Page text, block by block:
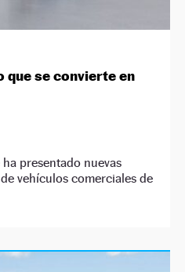
que se convierte en
presentado nuevas
vehículos comerciales de